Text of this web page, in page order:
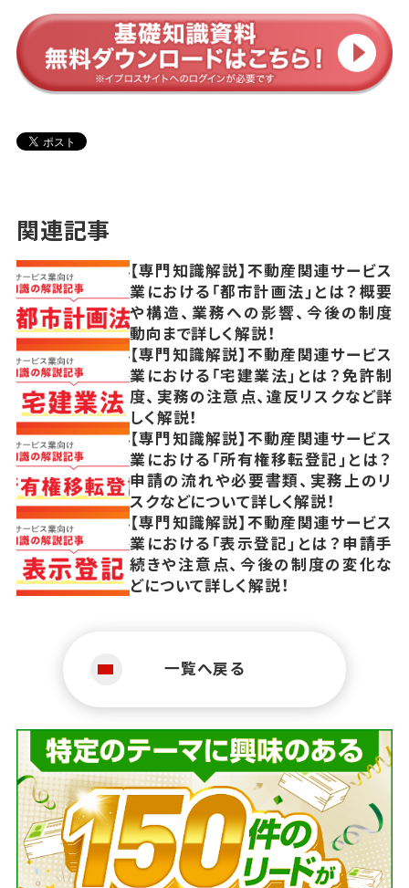
関連記事
【専門知識解説】不動産関連サービス
業における「都市計画法」とは？概要
や構造、業務への影響、今後の制度
動向まで詳しく解説！
【専門知識解説】不動産関連サービス
業における「宅建業法」とは？免許制
度、実務の注意点、違反リスクなど詳
しく解説！
【専門知識解説】不動産関連サービス
業における「所有権移転登記」とは？
申請の流れや必要書類、実務上のリ
スクなどについて詳しく解説！
【専門知識解説】不動産関連サービス
業における「表示登記」とは？申請手
続きや注意点、今後の制度の変化な
どについて詳しく解説！
一覧へ戻る